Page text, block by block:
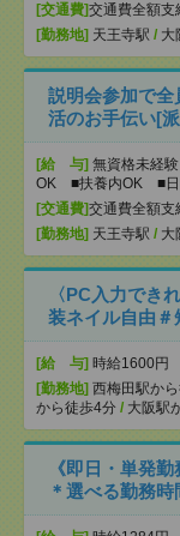
[交通費]交通費全額支
[勤務地] 天王寺駅 / 大
説明会参加で全
活のお手伝い[
[給 与] 無資格未経
OK ■扶養内OK ■日
[交通費]交通費全額支
[勤務地] 天王寺駅 / 大
〈PC入力でき
装ネイル自由
[給 与] 時給1600円
[勤務地] 西梅田駅か
から徒歩4分 / 大阪駅
《即日・単発
＊選べる勤務